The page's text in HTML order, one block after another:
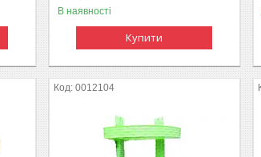
В наявності
Купити
0012104